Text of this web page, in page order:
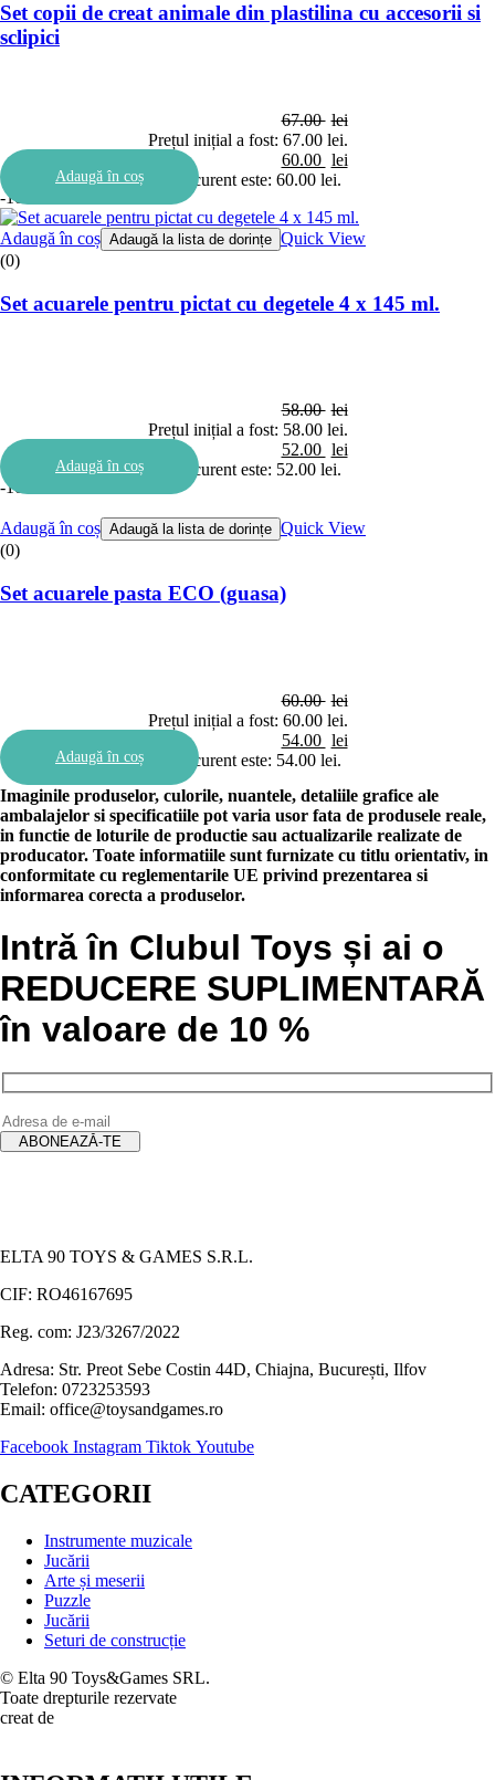
Set copii de creat animale din plastilina cu accesorii si
sclipici
67.00 lei
Prețul inițial a fost: 67.00 lei.
60.00 lei
Prețul curent este: 60.00 lei.
Adaugă în coș
-10%
Adaugă în coș Adaugă la lista de dorințe Quick View
(0)
Set acuarele pentru pictat cu degetele 4 x 145 ml.
58.00 lei
Prețul inițial a fost: 58.00 lei.
52.00 lei
Prețul curent este: 52.00 lei.
Adaugă în coș
-10%
Adaugă în coș Adaugă la lista de dorințe Quick View
(0)
Set acuarele pasta ECO (guasa)
60.00 lei
Prețul inițial a fost: 60.00 lei.
54.00 lei
Prețul curent este: 54.00 lei.
Adaugă în coș
Imaginile produselor, culorile, nuantele, detaliile grafice ale
ambalajelor si specificatiile pot varia usor fata de produsele reale,
in functie de loturile de productie sau actualizarile realizate de
producator. Toate informatiile sunt furnizate cu titlu orientativ, in
conformitate cu reglementarile UE privind prezentarea si
informarea corecta a produselor.
Intră în Clubul Toys și ai o
REDUCERE SUPLIMENTARĂ
în valoare de 10 %
ELTA 90 TOYS & GAMES S.R.L.
CIF: RO46167695
Reg. com: J23/3267/2022
Adresa: Str. Preot Sebe Costin 44D, Chiajna, București, Ilfov
Telefon: 0723253593
Email: office@toysandgames.ro
Facebook Instagram Tiktok Youtube
CATEGORII
Instrumente muzicale
Jucării
Arte și meserii
Puzzle
Jucării
Seturi de construcție
© Elta 90 Toys&Games SRL.
Toate drepturile rezervate
creat de